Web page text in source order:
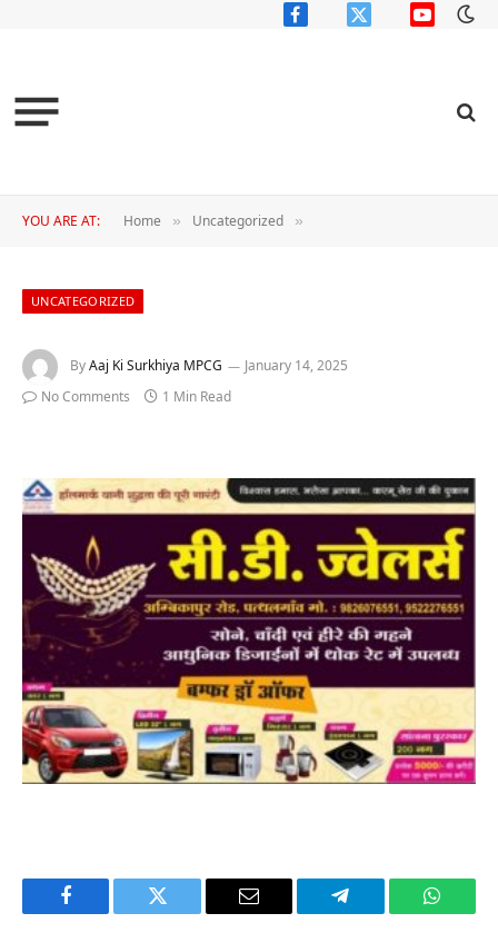
FacebookX
YouTube
YOU ARE AT: Home » Uncategorized »
UNCATEGORIZED
ByAaj Ki Surkhiya MPCG
January 14, 2025
No Comments
1 Min Read
Facebook Twitter Email Telegram